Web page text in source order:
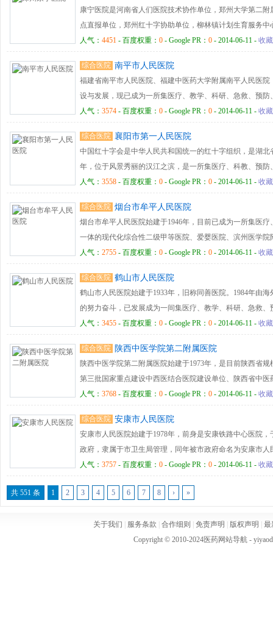
院联合创建“安医大二附院口腔疾病六安诊疗中心”；巨资新
力求经过两至三年的拼搏，成功创建“三级甲等医院”。
康宁医院是河南省人们医院技术协作单位，郑州大学第二
点直报单位，郑州红十字协助单位，柳林镇计划生育服务
我们竭诚为广大患者服务，为您的健康保驾护航。
人气： 4451 - 百度权重： 0 - Google PR： 0 - 2014-06-11 - 收藏
综合医院 南平市人民医院
福建省南平市人民医院、福建中医药大学附属南平人民医院
设与发展，现已成为一所集医疗、教学、科研、急救、预
结合、科室齐全、设备先进、服务质量优良，特色浓郁的
福建省新药临床药理研究基地、福建省道路交通事故伤员施
医疗保险、城镇居民医疗保险、新型农村合作医疗保险“定
1995年被国家中医药管理局批准为“全国示范中医院”和“二
等中医医院”,2012年通过国家中医药管理局“三级甲等中医
非直属附属医院。福建省中医药剂改中心、福建省中医药
南平市心理卫生协会、南平市医学会检验分会、南平市医
量控制中心、中国高血压联盟南平市协作中心均设在该院。
人气： 3574 - 百度权重： 0 - Google PR： 0 - 2014-06-11 - 收藏
综合医院 襄阳市第一人民医院
中国红十字会是中华人民共和国统一的红十字组织，是湖北
年，位于风景秀丽的汉江之滨，是一所集医疗、科教、预
甲等医院，湖北医药学院附属襄阳医院，国际爱婴医院，
学院临床学院及研究生培养基地,307医院军民共建医疗技术
红十字会1904年成立。建会以后从事救助难民、救护伤兵
灾害侵袭的民众的痛苦积极工作，并参加国际人道主义救援
人气： 3558 - 百度权重： 0 - Google PR： 0 - 2014-06-11 - 收藏
综合医院 烟台市牟平人民医院
烟台市牟平人民医院始建于1946年，目前已成为一所集医
一体的现代化综合性二级甲等医院、爱婴医院、滨州医学院
人气： 2755 - 百度权重： 0 - Google PR： 0 - 2014-06-11 - 收藏
综合医院 鹤山市人民医院
鹤山市人民医院始建于1933年，旧称同善医院。1984年由
的努力奋斗，已发展成为一间集医疗、教学、科研、急救
一体的二级甲等综合性医院，初步形成以临床为中心，社
院”、“省高等医学院校教学医院”。 展望未来，任重道远。
持“科技兴院、人才强院、质量立院、文化塑院”的发展战略
展”的医院理念，努力把鹤山市人民医院办成一个“政府放心
院。
人气： 3455 - 百度权重： 0 - Google PR： 0 - 2014-06-11 - 收藏
综合医院 陕西中医学院第二附属医院
陕西中医学院第二附属医院始建于1973年，是目前陕西省
第三批国家重点建设中西医结合医院建设单位、陕西省中
张，行政职能部门、医疗、医技科室60余个，从业人员
1.5T核磁共振仪、飞利浦FB20平板血管造影机、体外循环
设施设备等大型医疗设备180余台/件。 我院现有心脑血
液病科4个省级重点专科建设项目，中医康复学1个省级中
家级重点专科建设项目，重症医学科、预防保健科2个国家
外科、眼科、腔镜微创外科、新生儿科、儿科及心理行为矫
人气： 3768 - 百度权重： 0 - Google PR： 0 - 2014-06-11 - 收藏
综合医院 安康市人民医院
安康市人民医院始建于1978年，前身是安康铁路中心医院
政府，隶属于市卫生局管理，同年被市政府命名为安康市人
（26.8亩），原有建筑面积19194平方米，现有45959平方
技、行政后勤科室47个。医院大型基础设备齐全。是西安
省人民医院、陕西省肿瘤医院协作医院；安康市肿瘤放射
康、襄渝铁路沿线职工和家属提供医疗卫生服务。
人气： 3757 - 百度权重： 0 - Google PR： 0 - 2014-06-11 - 收藏
共 551 条 1 2 3 4 5 6 7 8 › »
关于我们 服务条款 合作细则 免责声明 版权声明
最
Copyright © 2010-2024医药网站导航-